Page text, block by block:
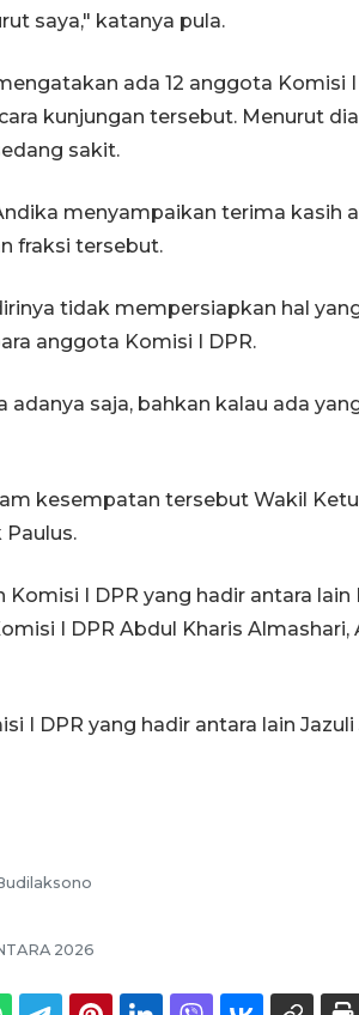
saya," katanya pula.
ada 12 anggota Komisi
kunjungan tersebut. Menurut
sakit.
menyampaikan terima kasih
fraksi tersebut.
tidak mempersiapkan hal
anggota Komisi I DPR.
adanya saja, bahkan kalau ada
kesempatan tersebut Wakil
Paulus.
Komisi I DPR yang hadir antara
I DPR Abdul Kharis
I DPR yang hadir antara lain
2026